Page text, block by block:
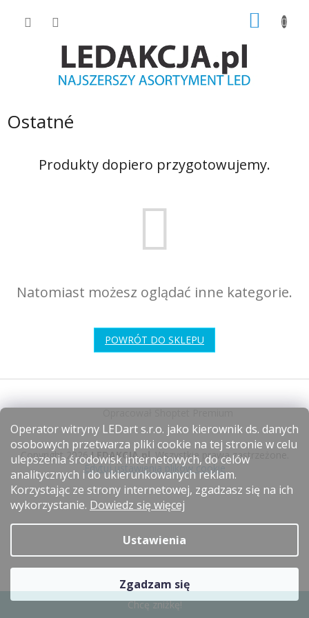
Operator witryny LEDart s.r.o. jako kierownik ds. danych
osobowych przetwarza pliki cookie na tej stronie w celu
ulepszenia środowisk internetowych, do celów
analitycznych i do ukierunkowanych reklam.
Korzystając ze strony internetowej, zgadzasz się na ich
wykorzystanie. Dowiedz się więcej
Ustawienia
Zgadzam się
Ostatné
Produkty dopiero przygotowujemy.
Natomiast możesz oglądać inne kategorie.
POWRÓT DO SKLEPU
S
o
Copyright 2026LEDAKCJA.pl. Wszystkie prawa zastrzeżone.
Edytuj ustawienia plików cookie
Chcę zniżkę!